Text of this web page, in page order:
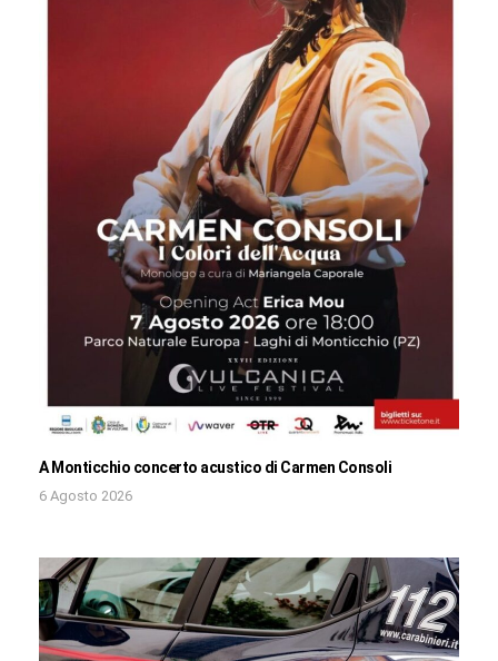
A Monticchio concerto acustico di Carmen Consoli
6 Agosto 2026